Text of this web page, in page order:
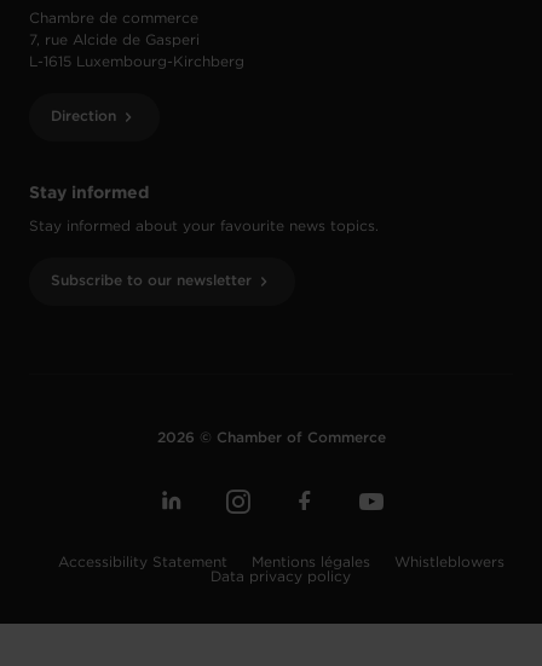
Stay informed
Stay informed about your favourite news topics.
Subscribe to our newsletter
Chambre de commerce
7, rue Alcide de Gasperi
L-1615 Luxembourg-Kirchberg
Direction
2026 © Chamber of Commerce
Accessibility Statement Mentions légales
Whistleblowers
Data privacy policy